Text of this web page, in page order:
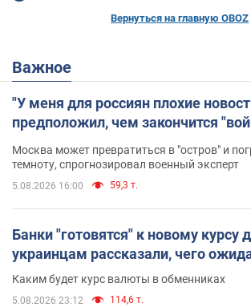
Вернуться на главную OBOZ
Важное
"У меня для россиян плохие
предположил, чем закончится
Москва может превратиться в "остров" и
темноту, спрогнозировал военный эксперт
5.08.2026 16:00 59,3 т.
Банки "готовятся" к новому курсу
украинцам рассказали, чего
Каким будет курс валюты в обменниках
5.08.2026 23:12 114,6 т.